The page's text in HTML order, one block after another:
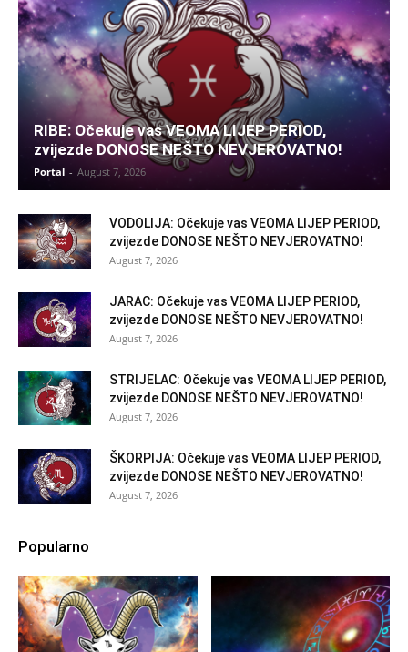
RIBE: Očekuje vas VEOMA LIJEP PERIOD,
zvijezde DONOSE NEŠTO NEVJEROVATNO!
Portal - August 7, 2026
VODOLIJA: Očekuje vas VEOMA LIJEP PERIOD,
zvijezde DONOSE NEŠTO NEVJEROVATNO!
August 7, 2026
JARAC: Očekuje vas VEOMA LIJEP PERIOD,
zvijezde DONOSE NEŠTO NEVJEROVATNO!
August 7, 2026
STRIJELAC: Očekuje vas VEOMA LIJEP PERIOD,
zvijezde DONOSE NEŠTO NEVJEROVATNO!
August 7, 2026
ŠKORPIJA: Očekuje vas VEOMA LIJEP PERIOD,
zvijezde DONOSE NEŠTO NEVJEROVATNO!
August 7, 2026
Popularno